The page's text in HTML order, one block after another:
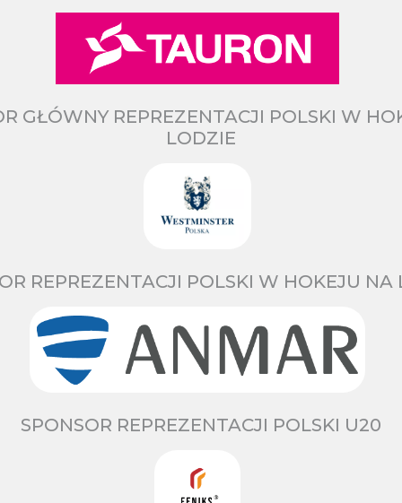
GŁÓWNY REPREZENTACJI POLSKI W
LODZIE
REPREZENTACJI POLSKI W HOKEJU NA
SPONSOR REPREZENTACJI POLSKI U20